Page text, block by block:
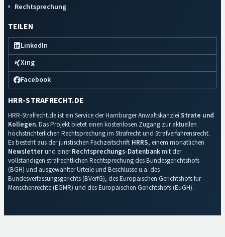
Rechtsprechung
TEILEN
LinkedIn
Xing
Facebook
HRR-STRAFRECHT.DE
HRR-Strafrecht.de ist ein Service der Hamburger Anwaltskanzlei Strate und
Kollegen. Das Projekt bietet einen kostenlosen Zugang zur aktuellen
höchstrichterlichen Rechtsprechung im Strafrecht und Strafverfahrensrecht.
Es besteht aus der juristischen Fachzeitschrift HRRS, einem monatlichen
Newsletterund einerRechtsprechungs-Datenbankmit der
vollständigen strafrechtlichen Rechtsprechung des Bundesgerichtshofs
(BGH) und ausgewählter Urteile und Beschlüsse u.a. des
Bundesverfassungsgerichts (BVerfG), des Europäischen Gerichtshofs für
Menschenrechte (EGMR) und des Europäischen Gerichtshofs (EuGH).
Impressum·Datenschutz